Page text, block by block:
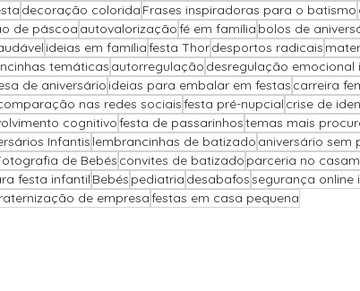
decoração colorida Frases inspiradoras para o batismo
de páscoa autovalorizaçãofé em família bolos de
ideias em famíliafesta Thordesportos radicais
temáticas autorregulação desregulação emocional
de aniversário ideias para embalar em festas carreira
nas redes sociaisfesta pré-nupcial crise de
cognitivofesta de passarinhostemas mais
Infantis lembrancinhas de batizado aniversário sem
de Bebés convites de batizado parceria no
festa infantil Bebés pediatria desabafossegurança online
de empresafestas em casa pequena